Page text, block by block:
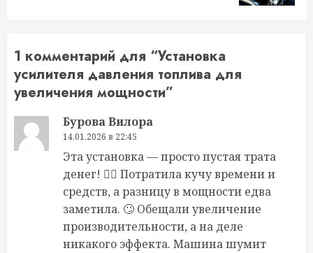
1 комментарий для “Установка
усилителя давления топлива для
увеличения мощности”
Бурова Вилора
14.01.2026 в 22:45
Эта установка — просто пустая трата
денег! 🤦‍♀️ Потратила кучу времени и
средств, а разницу в мощности едва
заметила. 🙄 Обещали увеличение
производительности, а на деле
никакого эффекта. Машина шумит